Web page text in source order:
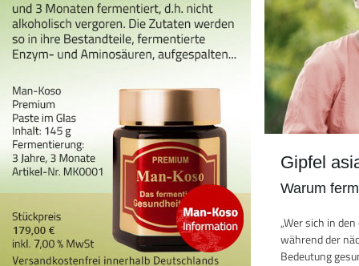
Gipfel
Warum
„Wer sich in
während der
Bedeutung